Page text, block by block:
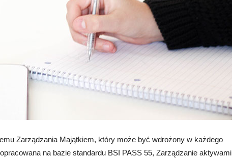
Zarządzania Majątkiem, który może być wdrożony w każdego
na bazie standardu BSI PASS 55, Zarządzanie aktywami